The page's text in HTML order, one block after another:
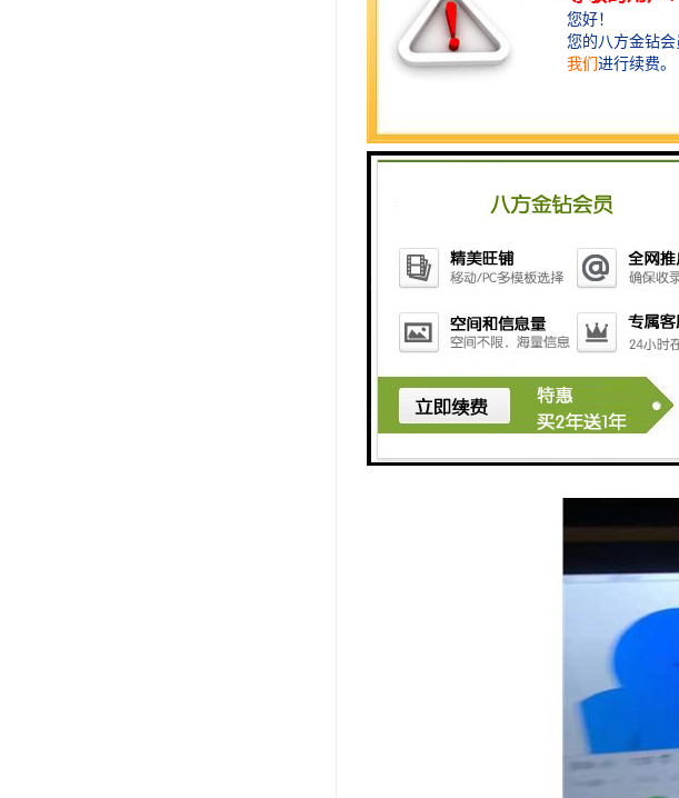
6. 可视化界面：系统的界面直观、简
7. 扩展性和兼容性：系统可以根据需
总的来说，塔机安全监控管理系统通